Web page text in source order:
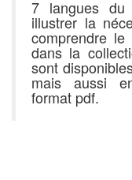
7 langues
illustrer la
comprendre le
dans la
sont
mais aussi
format pdf.